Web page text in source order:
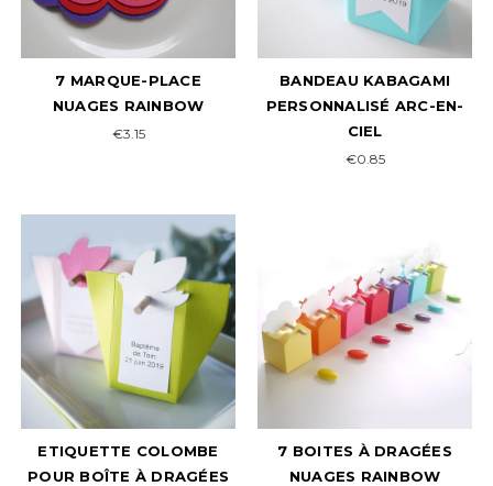
7 MARQUE-PLACE
NUAGES RAINBOW
€3.15
BANDEAU KABAGAMI
PERSONNALISÉ ARC-EN-
CIEL
€0.85
ETIQUETTE COLOMBE
POUR BOÎTE À DRAGÉES
7 BOITES À DRAGÉES
NUAGES RAINBOW